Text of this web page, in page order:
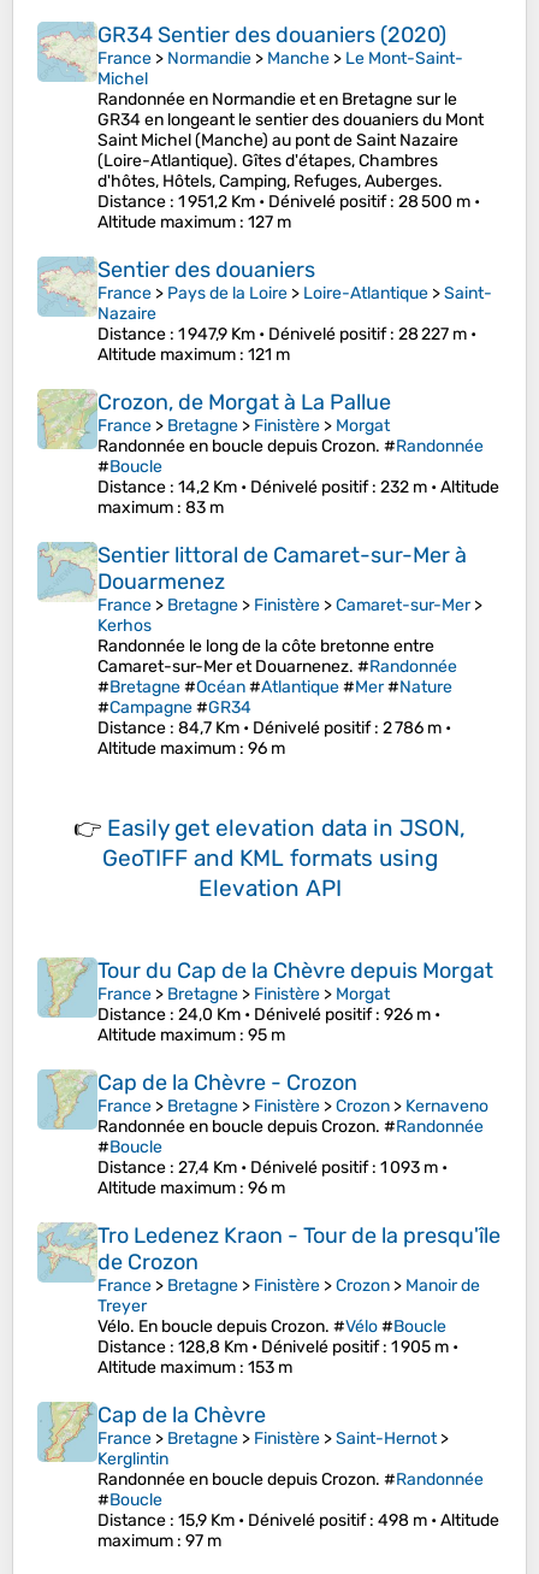
GR34 Sentier des douaniers (2020)
France > Normandie > Manche > Le Mont-Saint-
Michel
Randonnée en Normandie et en Bretagne sur le
GR34 en longeant le sentier des douaniers du Mont
Saint Michel (Manche) au pont de Saint Nazaire
(Loire-Atlantique). Gîtes d'étapes, Chambres
d'hôtes, Hôtels, Camping, Refuges, Auberges.
Distance : 1 951,2 Km • Dénivelé positif: 28 500 m •
Altitude maximum : 127 m
Sentier des douaniers
France > Pays de la Loire > Loire-Atlantique >Saint-
Nazaire
Distance : 1 947,9 Km • Dénivelé positif: 28 227 m •
Altitude maximum : 121 m
Crozon, de Morgat à La Pallue
France > Bretagne > Finistère > Morgat
Randonnée en boucle depuis Crozon. #Randonnée
#Boucle
Distance : 14,2 Km • Dénivelé positif: 232 m •Altitude
maximum : 83 m
Sentier littoral de Camaret-sur-Mer à
Douarmenez
France > Bretagne > Finistère >Camaret-sur-Mer>
Kerhos
Randonnée le long de la côte bretonne entre
Camaret-sur-Mer et Douarnenez. #Randonnée
#Bretagne#Océan#Atlantique#Mer#Nature
#Campagne#GR34
Distance : 84,7 Km • Dénivelé positif: 2 786 m •
Altitude maximum : 96 m
👉 Easily get elevation data in JSON,
GeoTIFF and KML formats using
Elevation API
Tour du Cap de la Chèvre depuis Morgat
France > Bretagne > Finistère > Morgat
Distance : 24,0 Km • Dénivelé positif: 926 m •
Altitude maximum : 95 m
Cap de la Chèvre - Crozon
France > Bretagne > Finistère >Crozon > Kernaveno
Randonnée en boucle depuis Crozon. #Randonnée
#Boucle
Distance : 27,4 Km • Dénivelé positif: 1 093 m •
Altitude maximum : 96 m
Tro Ledenez Kraon - Tour de la presqu'île
de Crozon
France > Bretagne > Finistère >Crozon > Manoir de
Treyer
Vélo. En boucle depuis Crozon. #Vélo#Boucle
Distance : 128,8 Km • Dénivelé positif: 1 905 m •
Altitude maximum : 153 m
Cap de la Chèvre
France > Bretagne > Finistère >Saint-Hernot>
Kerglintin
Randonnée en boucle depuis Crozon. #Randonnée
#Boucle
Distance : 15,9 Km • Dénivelé positif: 498 m •Altitude
maximum : 97 m